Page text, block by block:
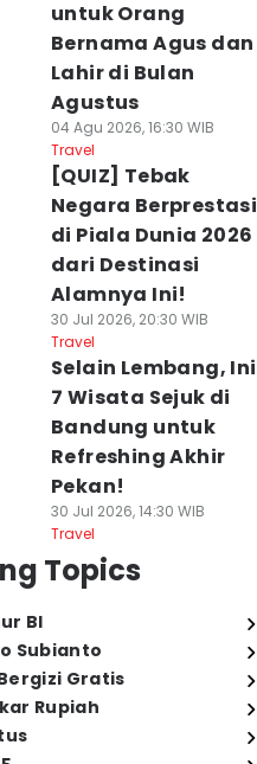
untuk Orang
Bernama Agus dan
Lahir di Bulan
Agustus
04 Agu 2026, 16:30 WIB
Travel
[QUIZ] Tebak
Negara Berprestasi
di Piala Dunia 2026
dari Destinasi
Alamnya Ini!
30 Jul 2026, 20:30 WIB
Travel
Selain Lembang, Ini
7 Wisata Sejuk di
Bandung untuk
Refreshing Akhir
Pekan!
30 Jul 2026, 14:30 WIB
Travel
Topics
BI
Subianto
Gratis
Rupiah